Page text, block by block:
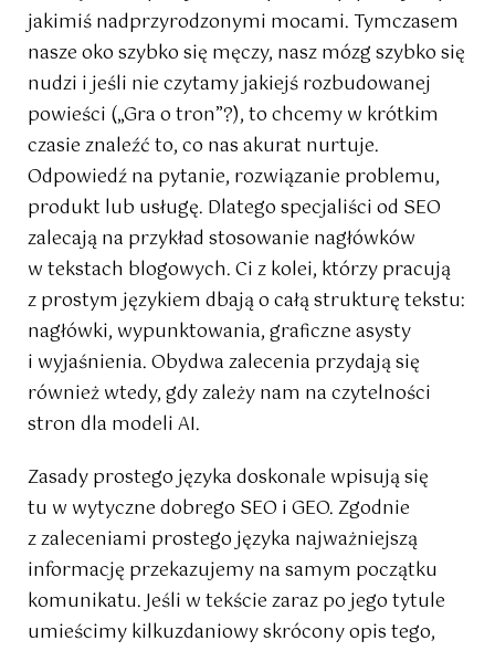
jakimiś nadprzyrodzonymi mocami. Tymczasem
nasze oko szybko się męczy, nasz mózg szybko się
nudzi i jeśli nie czytamy jakiejś rozbudowanej
powieści („Gra o tron”?), to chcemy w krótkim
czasie znaleźć to, co nas akurat nurtuje.
Odpowiedź na pytanie, rozwiązanie problemu,
produkt lub usługę. Dlatego specjaliści od SEO
zalecają na przykład stosowanie nagłówków
w tekstach blogowych. Ci z kolei, którzy pracują
z prostym językiem dbają o całą strukturę tekstu:
nagłówki, wypunktowania, graficzne asysty
i wyjaśnienia. Obydwa zalecenia przydają się
również wtedy, gdy zależy nam na czytelności
stron dla modeli AI.
Zasady prostego języka doskonale wpisują się
tu w wytyczne dobrego SEO i GEO. Zgodnie
z zaleceniami prostego języka najważniejszą
informację przekazujemy na samym początku
komunikatu. Jeśli w tekście zaraz po jego tytule
umieścimy kilkuzdaniowy skrócony opis tego,